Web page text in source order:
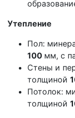
Утепление
Пол:
100 мм, с
Стены и
толщиной
Потолок:
толщиной